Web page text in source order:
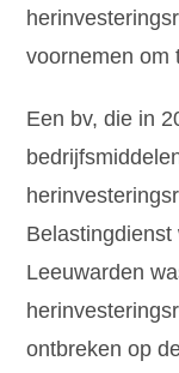
voornemen om
Een bv, die in
Leeuwarden
ontbreken op